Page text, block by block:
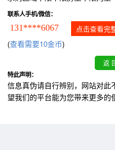
联系人手机/微信：
131****6067 点击查看完
(查看需要10金币)
特此声明：
信息真伪请自行辨别，网站对
望我们的平台能为您带来更多的